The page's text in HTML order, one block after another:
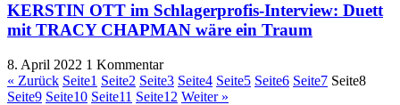
KERSTIN OTT im Schlagerprofis-Interview: Duett
mit TRACY CHAPMAN wäre ein Traum
8. April 2022 1 Kommentar
« Zurück Seite1 Seite2 Seite3 Seite4 Seite5 Seite6 Seite7 Seite8
Seite9 Seite10 Seite11 Seite12 Weiter »